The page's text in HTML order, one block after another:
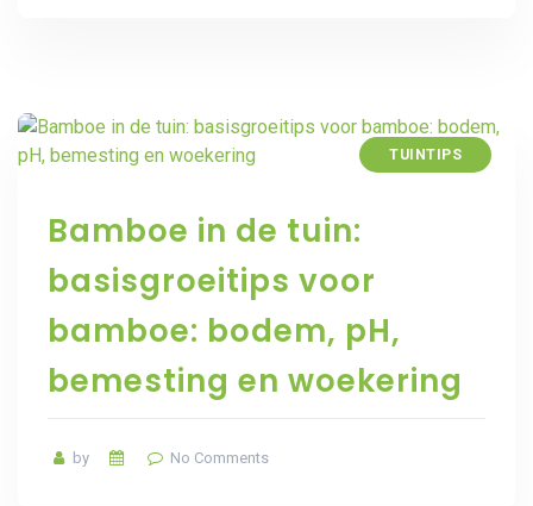
TUINTIPS
Bamboe in de tuin:
basisgroeitips voor
bamboe: bodem, pH,
bemesting en woekering
by No Comments